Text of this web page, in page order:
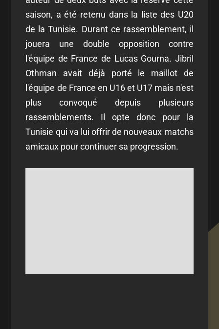
saison, a été retenu dans la liste des U20
de la Tunisie. Durant ce rassemblement, il
jouera une double opposition contre
l'équipe de France de Lucas Gourna. Jibril
Othman avait déjà porté le maillot de
l'équipe de France en U16 et U17 mais n'est
plus convoqué depuis plusieurs
rassemblements. Il opte donc pour la
Tunisie qui va lui offrir de nouveaux matchs
amicaux pour continuer sa progression.